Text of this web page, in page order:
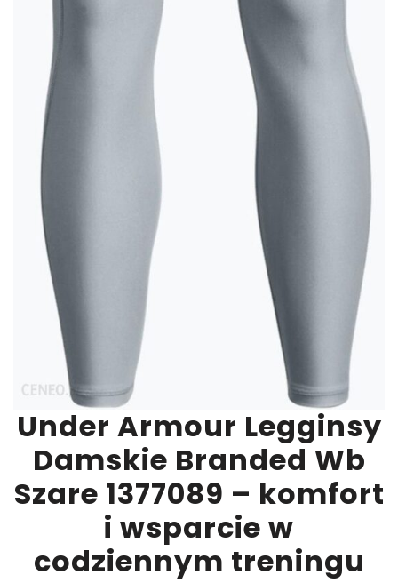
Under Armour Legginsy
Damskie Branded Wb
Szare 1377089 – komfort
i wsparcie w
codziennym treningu